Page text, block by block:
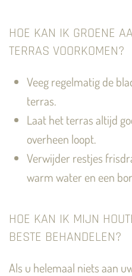
HOE KAN IK GROENE
TERRAS VOORKOMEN?
Veeg regelmatig de
terras.
Laat het terras altijd
overheen loopt.
Verwijder restjes
warm water en een
HOE KAN IK MIJN
BESTE BEHANDELEN?
Als u helemaal niets aan